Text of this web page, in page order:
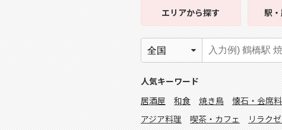
エリアから探す 駅
人気キーワード
居酒屋
和食 焼き鳥 懐石・会席
アジア料理
喫茶・カフェ リラク